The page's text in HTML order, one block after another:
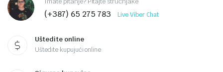
(+387) 65 275 783 Live Viber Chat
Uštedite online
Uštedite kupujući online